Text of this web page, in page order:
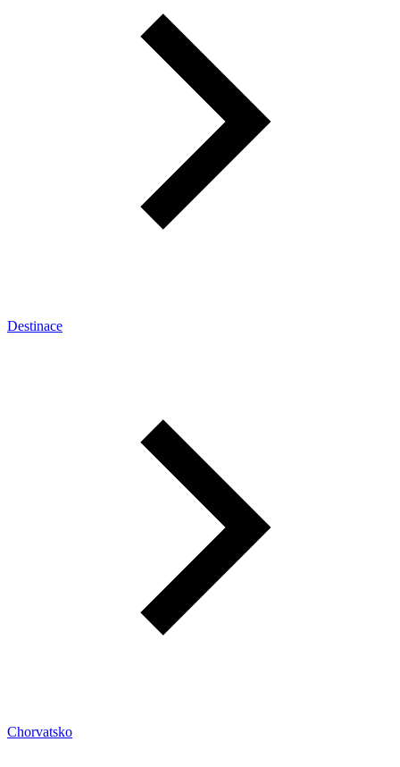
Destinace
Chorvatsko